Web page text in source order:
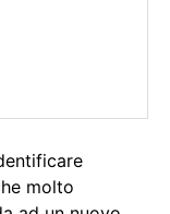
molto